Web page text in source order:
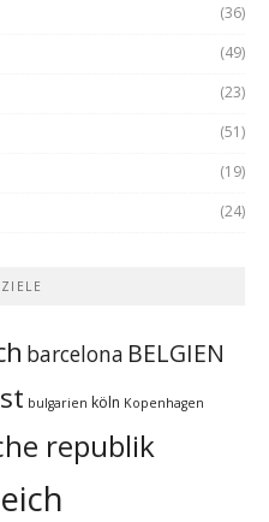
(36)
(49)
(23)
(51)
(19)
(24)
barcelona BELGIEN
bulgarien köln Kopenhagen
republik